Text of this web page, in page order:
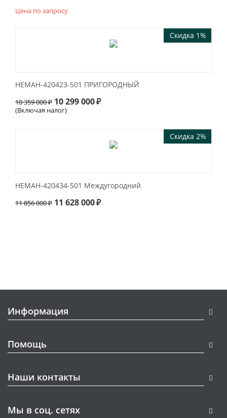
Цена по запросу
Скидка 1%
НЕМАН-420423-501 ПРИГОРОДНЫЙ
10 359 000₽ 10 299 000₽
(Включая налог)
Скидка 2%
НЕМАН-420434-501 Междугородний
11 856 000₽ 11 628 000₽
Информация
Помощь
Наши контакты
Мы в соц. сетях